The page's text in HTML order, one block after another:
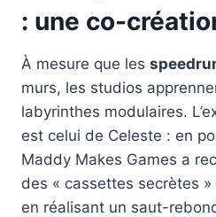
: une co-
À mesure que les
murs, les studios
labyrinthes modulaires.
est celui de Celeste : en
Maddy Makes Games a
des « cassettes secrètes
en réalisant un saut-